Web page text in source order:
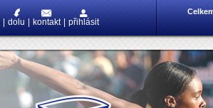
dolu kontakt přihlásit